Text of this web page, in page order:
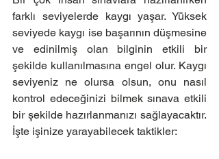
farklı seviyelerde kaygı yaşar. Yüksek
seviyede kaygı ise başarının düşmesine
ve edinilmiş olan bilginin etkili bir
şekilde kullanılmasına engel olur. Kaygı
seviyeniz ne olursa olsun, onu nasıl
kontrol edeceğinizi bilmek sınava etkili
bir şekilde hazırlanmanızı sağlayacaktır.
İşte işinize yarayabilecek taktikler: